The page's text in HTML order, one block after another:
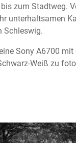
zum Stadtweg.
unterhaltsamen
Schleswig.
Sony A6700
Weiß zu